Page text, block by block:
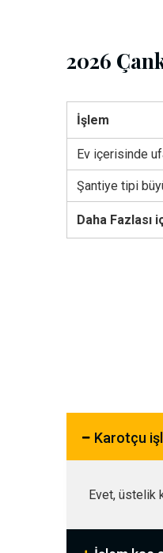
2026
İşlem
Ev içerisinde
Şantiye tipi
Daha Fazlası
Karotçu
Evet, üstelik